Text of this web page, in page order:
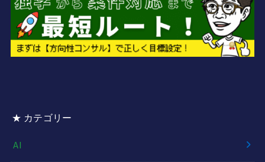
★ カテゴリー
AI